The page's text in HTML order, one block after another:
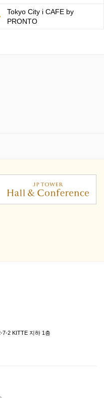
Tokyo City i CAFE by
PRONTO
7-2 KITTE 지하 1층